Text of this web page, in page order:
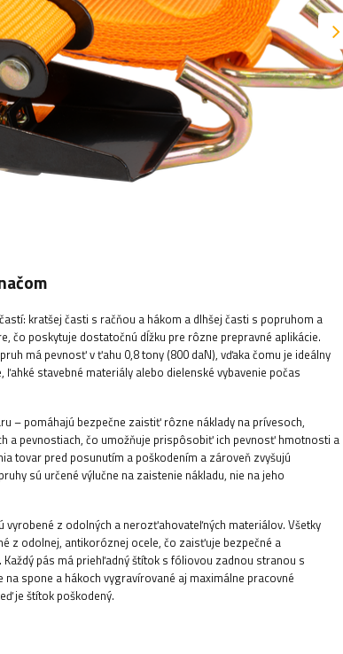
kratšej časti s račňou a hákom a dlhšej časti s popruhom a
čo poskytuje dostatočnú dĺžku pre rôzne prepravné aplikácie.
má pevnosť v ťahu 0,8 tony (800 daN), vďaka čomu je ideálny
stavebné materiály alebo dielenské vybavenie počas
– pomáhajú bezpečne zaistiť rôzne náklady na prívesoch,
a pevnostiach, čo umožňuje prispôsobiť ich pevnosť hmotnosti a
tovar pred posunutím a poškodením a zároveň zvyšujú
sú určené výlučne na zaistenie nákladu, nie na jeho
z odolných a nerozťahovateľných materiálov. Všetky
z odolnej, antikoróznej ocele, čo zaisťuje bezpečné a
pás má priehľadný štítok s fóliovou zadnou stranou s
spone a hákoch vygravírované aj maximálne pracovné
je štítok poškodený.